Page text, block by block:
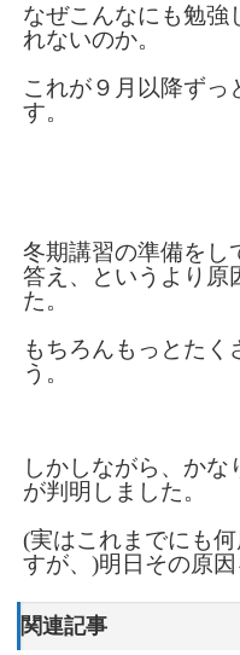
なぜこんなにも勉強
れないのか。
これが９月以降ずっ
す。
冬期講習の準備をし
答え、というより原
た。
もちろんもっとたく
う。
しかしながら、か
が判明しました。
(実はこれまでにも
すが、)明日その原
関連記事